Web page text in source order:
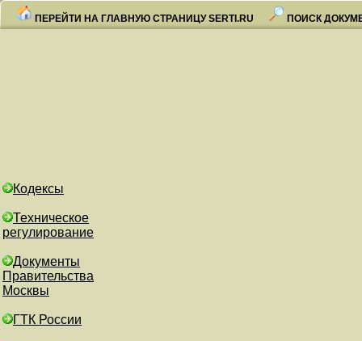
ПЕРЕЙТИ НА ГЛАВНУЮ СТРАНИЦУ SERTI.RU ПОИСК
Кодексы
Техническое
регулирование
Документы
Правительства
Москвы
ГТК России